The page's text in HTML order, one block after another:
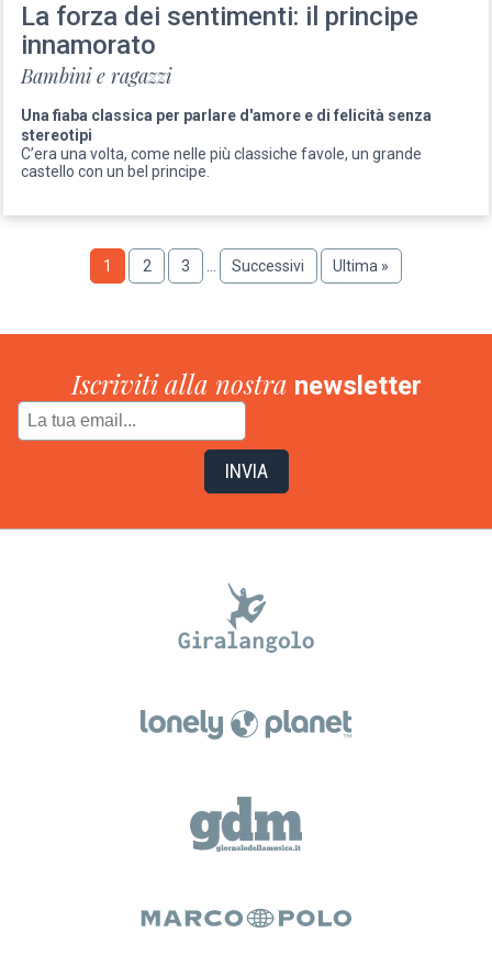
La forza dei sentimenti: il principe
innamorato
Bambini e ragazzi
Una fiaba classica per parlare d'amore e di felicità senza
stereotipi
C’era una volta, come nelle più classiche favole, un grande
castello con un bel principe.
PaginazionePagina
1 Pagina
2 Pagina
3 …
Pagina
successiva
Successivi
Ultima
pagina
Ultima »
Iscriviti alla nostra newsletter